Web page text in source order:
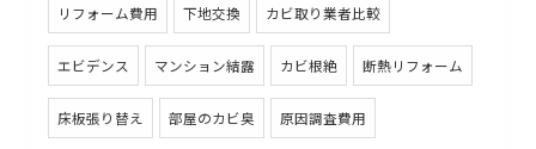
リフォーム費用 下地交換 カビ取り業者比較
エビデンス マンション結露 カビ根絶 断熱リフォーム
床板張り替え 部屋のカビ臭 原因調査費用